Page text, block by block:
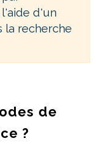
d'un
la recherche
de
?